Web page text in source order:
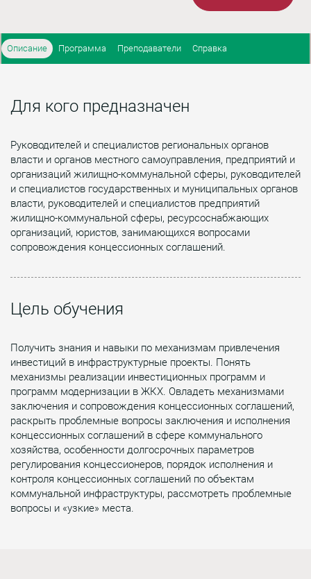
Описание Программа Преподаватели Справка
Для кого предназначен
Руководителей и специалистов региональных органов
власти и органов местного самоуправления, предприятий и
организаций жилищно-коммунальной сферы, руководителей
и специалистов государственных и муниципальных органов
власти, руководителей и специалистов предприятий
жилищно-коммунальной сферы, ресурсоснабжающих
организаций, юристов, занимающихся вопросами
сопровождения концессионных соглашений.
Цель обучения
Получить знания и навыки по механизмам привлечения
инвестиций в инфраструктурные проекты. Понять
механизмы реализации инвестиционных программ и
программ модернизации в ЖКХ. Овладеть механизмами
заключения и сопровождения концессионных соглашений,
раскрыть проблемные вопросы заключения и исполнения
концессионных соглашений в сфере коммунального
хозяйства, особенности долгосрочных параметров
регулирования концессионеров, порядок исполнения и
контроля концессионных соглашений по объектам
коммунальной инфраструктуры, рассмотреть проблемные
вопросы и «узкие» места.